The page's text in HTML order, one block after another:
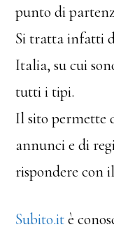
punto di
Si tratta infatti
Italia, su cui
tutti i tipi.
Il sito permette
annunci e di
rispondere con
Subito.itè